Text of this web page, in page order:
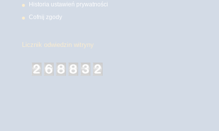
Historia ustawień prywatności
Cofnij zgody
Licznik odwiedzin witryny